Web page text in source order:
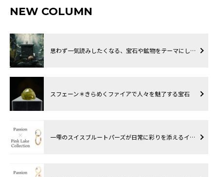
NEW COLUMN
思わず一気読みしたくなる、宝石や鉱物をテーマにし…
スフェーン＊きらめくファイアで人々を魅了する宝石
一雫のスイスブルートパーズが日常に彩りを添えるイ…